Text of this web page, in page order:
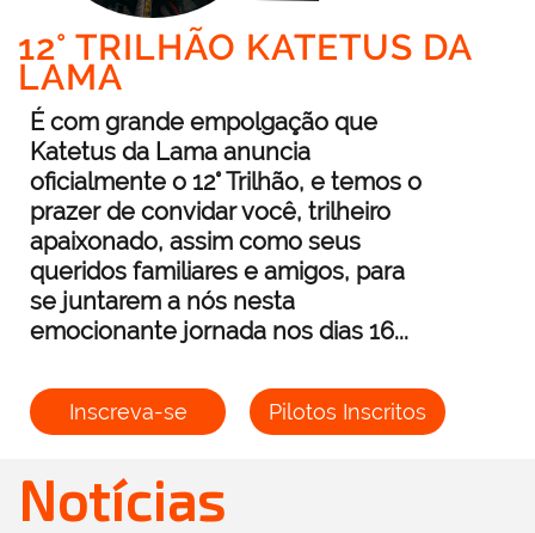
12° TRILHÃO KATETUS DA
LAMA
É com grande empolgação que
Katetus da Lama anuncia
oficialmente o 12° Trilhão, e temos o
prazer de convidar você, trilheiro
apaixonado, assim como seus
queridos familiares e amigos, para
se juntarem a nós nesta
emocionante jornada nos dias 16...
Inscreva-se Pilotos Inscritos
Notícias